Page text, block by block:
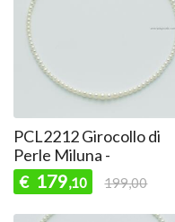
PCL2212 Girocollo di
Perle Miluna -
€ 179,10 199,00